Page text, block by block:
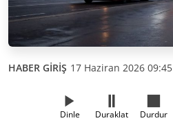
HABER GİRİŞ 17 Haziran 2026 09:45
Dinle Duraklat Durdur